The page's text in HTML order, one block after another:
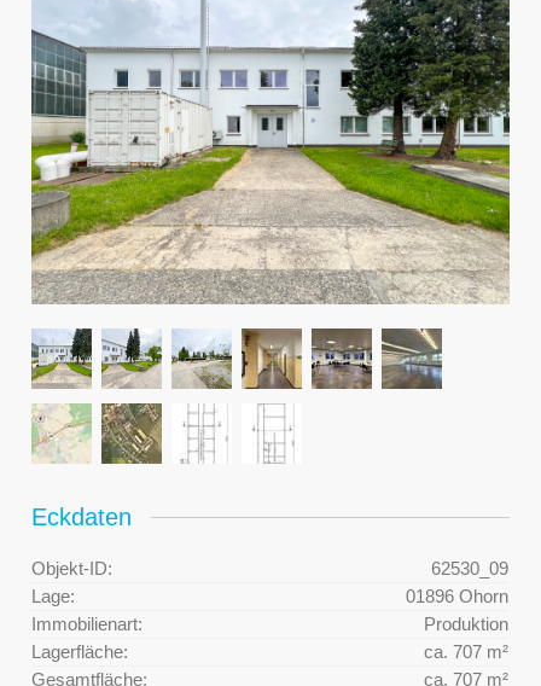
Eckdaten
Objekt-ID:
62530_09
Lage:
01896 Ohorn
Immobilienart:
Produktion
Lagerfläche:
ca. 707 m²
Gesamtfläche:
ca. 707 m²